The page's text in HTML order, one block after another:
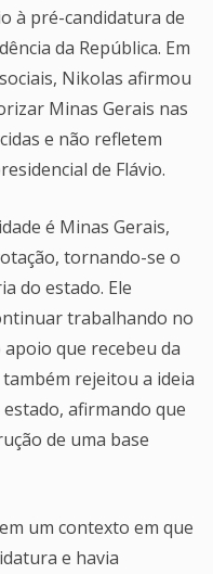
à pré-candidatura de
da República. Em
Nikolas afirmou
Minas Gerais nas
e não refletem
de Flávio.
é Minas Gerais,
tornando-se o
do estado. Ele
trabalhando no
que recebeu da
rejeitou a ideia
afirmando que
de uma base
um contexto em que
e havia